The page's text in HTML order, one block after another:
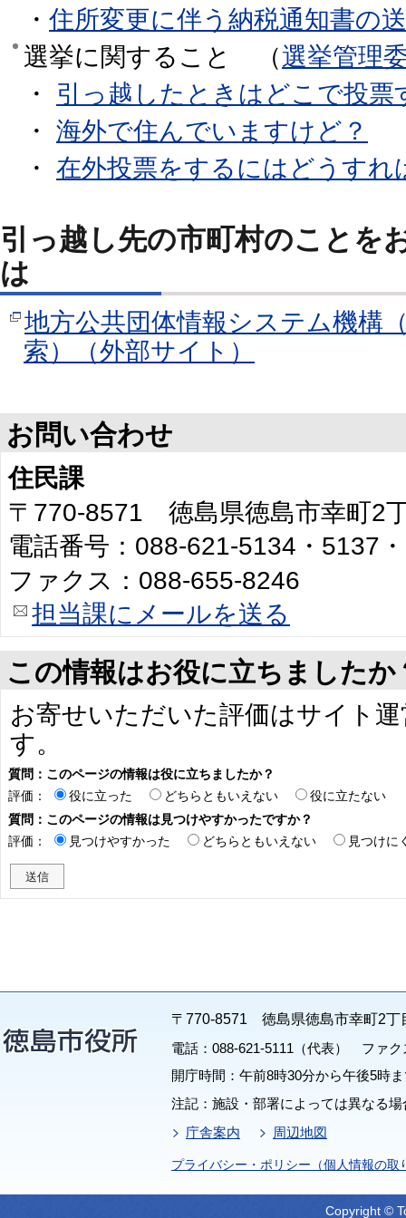
・ 住所変更に伴う納税通知書の
選挙に関すること （選挙管理
・ 引っ越したときはどこで投票
・ 海外で住んでいますけど？
・ 在外投票をするにはどうすれ
引っ越し先の市町村のことを
は
地方公共団体情報システム機構
索）（外部サイト）
お問い合わせ
住民課
〒770-8571 徳島県徳島市幸町2
電話番号：088-621-5134・5137
ファクス：088-655-8246
担当課にメールを送る
この情報はお役に立ちましたか
お寄せいただいた評価はサイト
す。
質問：このページの情報は役に立ちましたか？
評価：
役に立った どちらともいえない
役に立たない
質問：このページの情報は見つけやすかったですか？
評価：
見つけやすかった どちらともいえない 見つけに
〒770-8571 徳島県徳島市幸町2丁
電話：088-621-5111（代表） ファク
開庁時間：午前8時30分から午後5時
注記：施設・部署によっては異なる
庁舎案内
周辺地図
プライバシー・ポリシー（個人情報の取
Copyright ©